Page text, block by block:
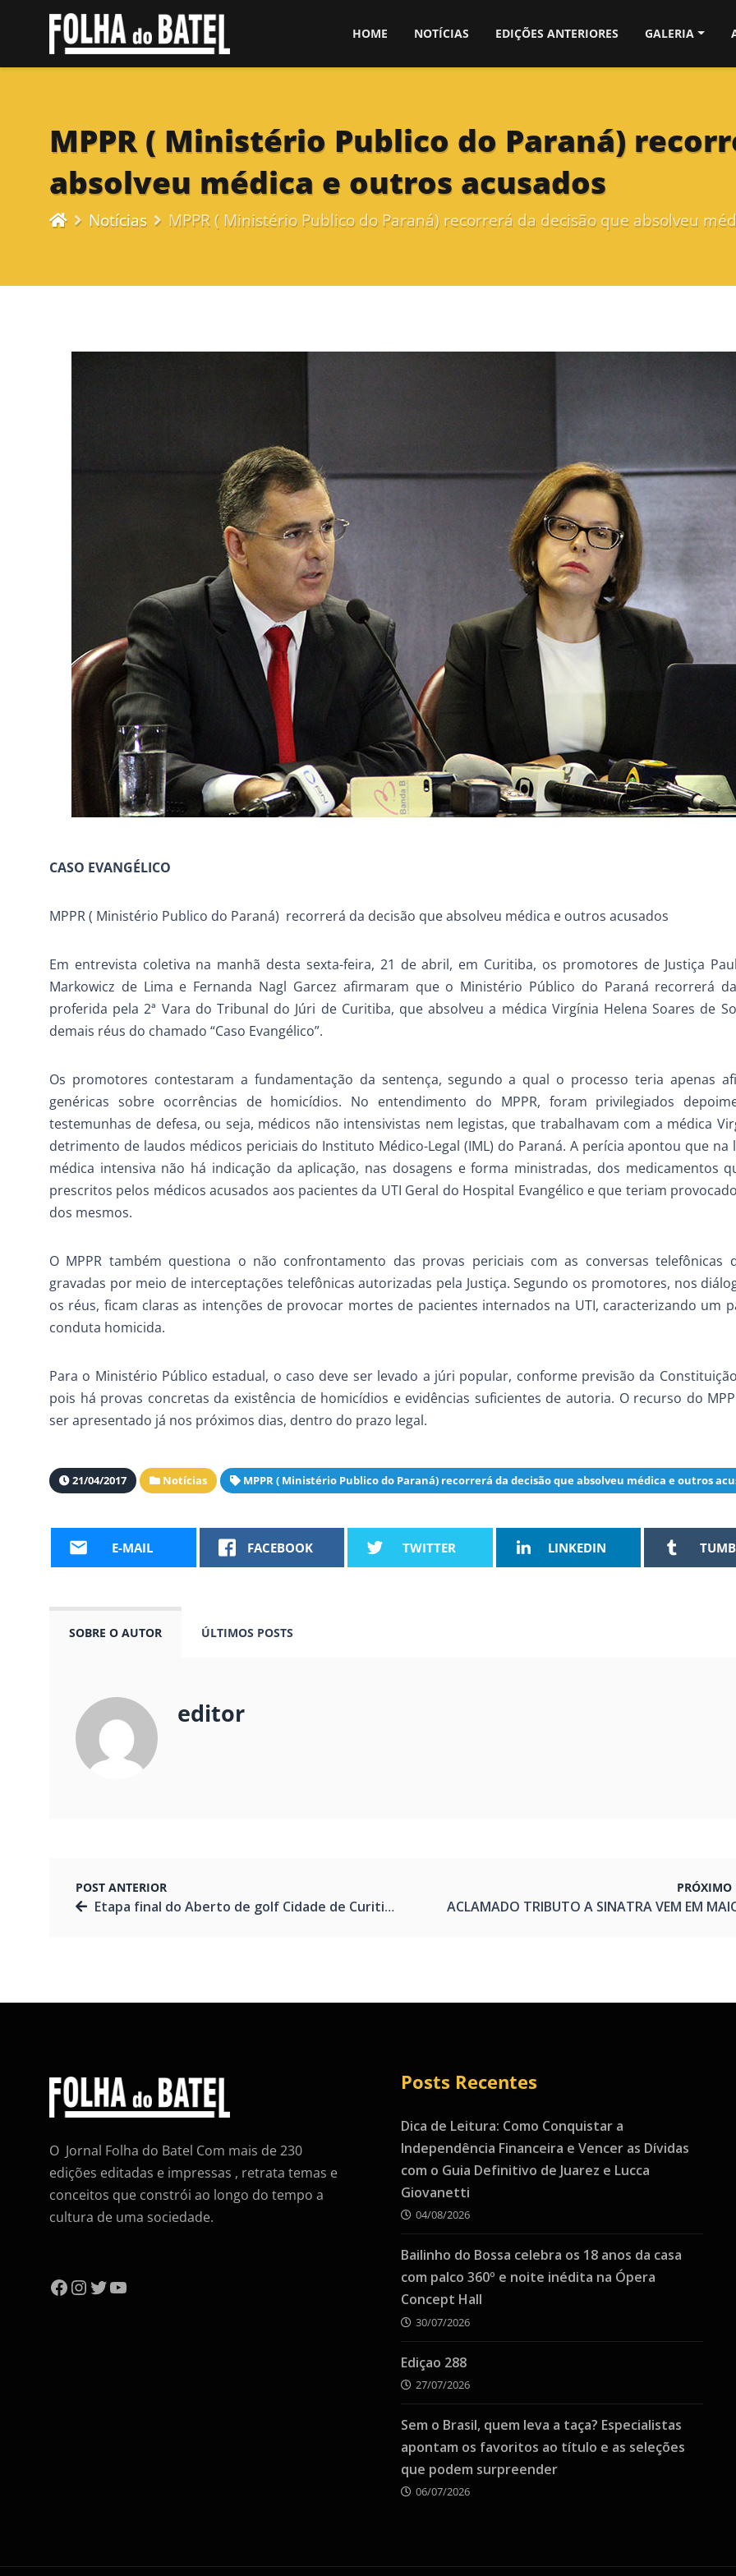
HOME NOTÍCIAS EDIÇÕES ANTERIORES GALERIA
MPPR ( Ministério Publico do Paraná)
absolveu médica e outros acusados
Notícias MPPR ( Ministério Publico do Paraná) recorrerá da decisão que absolveu
CASO EVANGÉLICO
MPPR ( Ministério Publico do Paraná) recorrerá da decisão que absolveu médica e outros acusados
Em entrevista coletiva na manhã desta sexta-feira, 21 de abril, em Curitiba, os promotores de Justiça
Markowicz de Lima e Fernanda Nagl Garcez afirmaram que o Ministério Público do Paraná recorrerá
proferida pela 2ª Vara do Tribunal do Júri de Curitiba, que absolveu a médica Virgínia Helena Soares de
demais réus do chamado “Caso Evangélico”.
Os promotores contestaram a fundamentação da sentença, segundo a qual o processo teria apenas
genéricas sobre ocorrências de homicídios. No entendimento do MPPR, foram privilegiados
testemunhas de defesa, ou seja, médicos não intensivistas nem legistas, que trabalhavam com a médica
detrimento de laudos médicos periciais do Instituto Médico-Legal (IML) do Paraná. A perícia apontou que na
médica intensiva não há indicação da aplicação, nas dosagens e forma ministradas, dos medicamentos
prescritos pelos médicos acusados aos pacientes da UTI Geral do Hospital Evangélico e que teriam
dos mesmos.
O MPPR também questiona o não confrontamento das provas periciais com as conversas telefônicas
gravadas por meio de interceptações telefônicas autorizadas pela Justiça. Segundo os promotores, nos
os réus, ficam claras as intenções de provocar mortes de pacientes internados na UTI, caracterizando um
conduta homicida.
Para o Ministério Público estadual, o caso deve ser levado a júri popular, conforme previsão da
pois há provas concretas da existência de homicídios e evidências suficientes de autoria. O recurso do
ser apresentado já nos próximos dias, dentro do prazo legal.
21/04/2017 Notícias MPPR ( Ministério Publico do Paraná) recorrerá da decisão que absolveu médica e outros
E-MAIL FACEBOOK TWITTER LINKEDIN
SOBRE O AUTOR ÚLTIMOS POSTS
editor
POST ANTERIOR
Etapa final do Aberto de golf Cidade de Curitiba acontece neste final de semana
PRÓXIMO
O Jornal Folha do Batel Com mais de 230
edições editadas e impressas , retrata temas e
conceitos que constrói ao longo do tempo a
cultura de uma sociedade.
Facebook
Instagram
Twitter
YouTube
Posts Recentes
Dica de Leitura: Como Conquistar a
Independência Financeira e Vencer as Dívidas
com o Guia Definitivo de Juarez e Lucca
Giovanetti
04/08/2026
Bailinho do Bossa celebra os 18 anos da casa
com palco 360º e noite inédita na Ópera
Concept Hall
30/07/2026
Ediçao 288
27/07/2026
Sem o Brasil, quem leva a taça? Especialistas
apontam os favoritos ao título e as seleções
que podem surpreender
06/07/2026